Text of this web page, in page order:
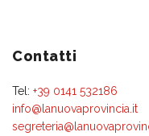
Contatti
Tel: +39 0141 532186
info@lanuovaprovincia.it